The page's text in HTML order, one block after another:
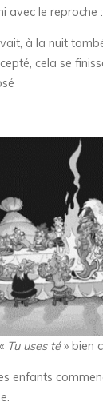
avec le reproche
à la nuit
cela se
Tu uses té» bien
enfants